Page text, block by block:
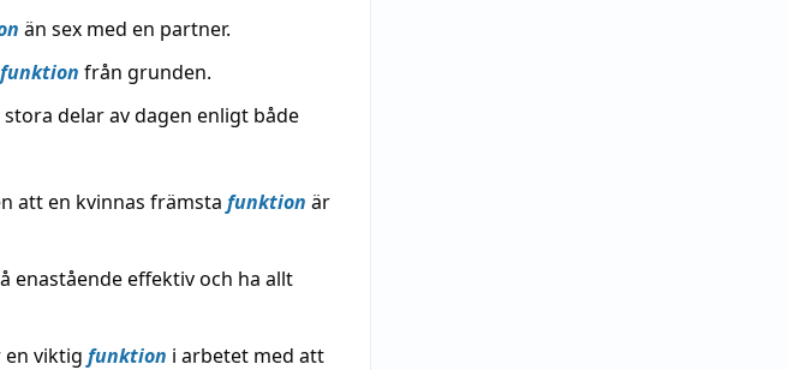
än sex med en partner.
funktion från grunden.
delar av dagen enligt både
att en kvinnas främsta funktion är
enastående effektiv och ha allt
viktig funktion i arbetet med att